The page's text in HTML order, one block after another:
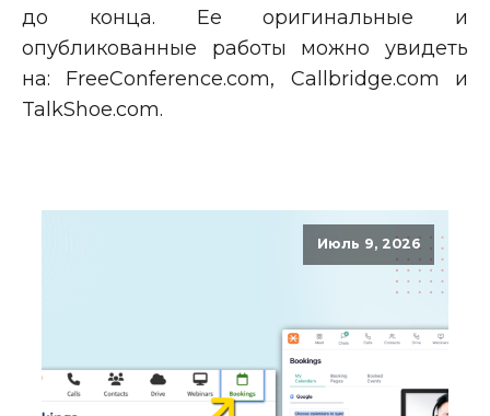
до конца. Ее оригинальные и
опубликованные работы можно увидеть
на: FreeConference.com, Callbridge.com и
TalkShoe.com.
Июль 9, 2026